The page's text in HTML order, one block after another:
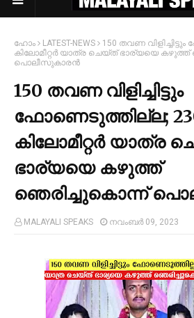
ഹോം LATEST-NEWS
150 തവണ
കിലോമീറ്റര്‍ യാത്ര ചെയ്ത് ഭാര്യയെ
പൊലീസുകാരന്‍
150 തവണ വിളിച്ചിട്ടും
ഫോണെടുത്തില്ല;
കിലോമീറ്റര്‍ യാത്ര
ഭാര്യയെ കഴുത്ത്
ഞെരിച്ചുകൊന്ന്
MALAYALI SPEAKS നവംബർ 09, 2023